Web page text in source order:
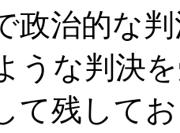
政治的な
うな判決
て残して